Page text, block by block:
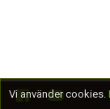
Vi använder cookies.